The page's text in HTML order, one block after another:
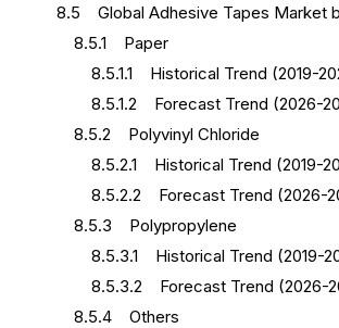
8.5 Global Adhesive Tapes Market
8.5.1 Paper
8.5.1.1 Historical Trend (2019-
8.5.1.2 Forecast Trend (2026-
8.5.2 Polyvinyl Chloride
8.5.2.1 Historical Trend (2019-
8.5.2.2 Forecast Trend (2026-
8.5.3 Polypropylene
8.5.3.1 Historical Trend (2019-
8.5.3.2 Forecast Trend (2026-
8.5.4 Others